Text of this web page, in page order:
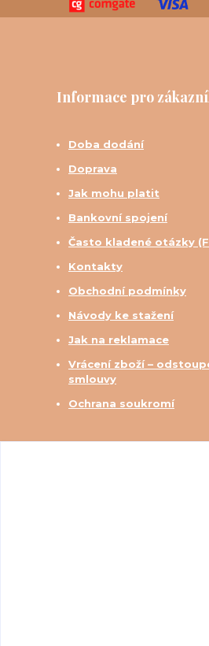
Informace pro
Doba dodání
Doprava
Jak mohu platit
Bankovní spojení
Často kladené otázky
Kontakty
Obchodní podmínky
Návody ke stažení
Jak na reklamace
Vrácení zboží –
smlouvy
Ochrana soukromí